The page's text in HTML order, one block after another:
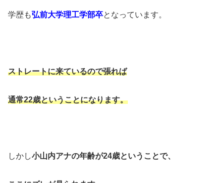
学歴も弘前大学理工学部卒となっています。
ストレートに来ているので張れば
通常22歳ということになります。
しかし小山内アナの年齢が24歳ということで、